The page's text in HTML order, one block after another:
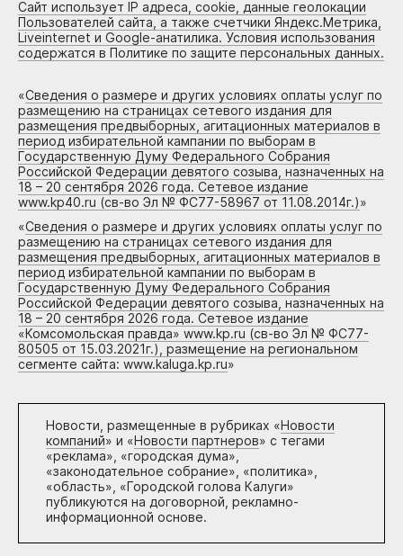
Сайт использует IP адреса, cookie, данные геолокации
Пользователей сайта, а также счетчики Яндекс.Метрика,
Liveinternet и Google-анатилика. Условия использования
содержатся в Политике по защите персональных данных.
«Сведения о размере и других условиях оплаты услуг по
размещению на страницах сетевого издания для
размещения предвыборных, агитационных материалов в
период избирательной кампании по выборам в
Государственную Думу Федерального Собрания
Российской Федерации девятого созыва, назначенных на
18 – 20 сентября 2026 года. Сетевое издание
www.kp40.ru (св-во Эл № ФС77-58967 от 11.08.2014г.)»
«Сведения о размере и других условиях оплаты услуг по
размещению на страницах сетевого издания для
размещения предвыборных, агитационных материалов в
период избирательной кампании по выборам в
Государственную Думу Федерального Собрания
Российской Федерации девятого созыва, назначенных на
18 – 20 сентября 2026 года. Сетевое издание
«Комсомольская правда» www.kp.ru (св-во Эл № ФС77-
80505 от 15.03.2021г.), размещение на региональном
сегменте сайта: www.kaluga.kp.ru»
Новости, размещенные в рубриках «Новости
компаний» и «Новости партнеров» с тегами
«реклама», «городская дума»,
«законодательное собрание», «политика»,
«область», «Городской голова Калуги»
публикуются на договорной, рекламно-
информационной основе.